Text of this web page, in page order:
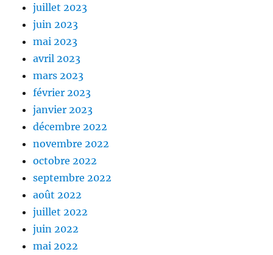
juillet 2023
juin 2023
mai 2023
avril 2023
mars 2023
février 2023
janvier 2023
décembre 2022
novembre 2022
octobre 2022
septembre 2022
août 2022
juillet 2022
juin 2022
mai 2022